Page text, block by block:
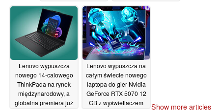
20/05/2026
Lenovo wypuszcza
nowego 14-calowego
ThinkPada na rynek
międzynarodowy, a
globalna premiera już
Lenovo wypuszcza na
całym świecie nowego
laptopa do gier Nvidia
GeForce RTX 5070 12
GB z wyświetlaczem
Show more articles